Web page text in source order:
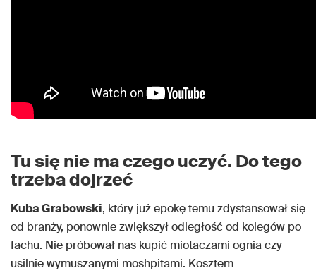
Tu się nie ma czego uczyć. Do tego
trzeba dojrzeć
Kuba Grabowski, który już epokę temu zdystansował się
od branży, ponownie zwiększył odległość od kolegów po
fachu. Nie próbował nas kupić miotaczami ognia czy
usilnie wymuszanymi moshpitami. Kosztem